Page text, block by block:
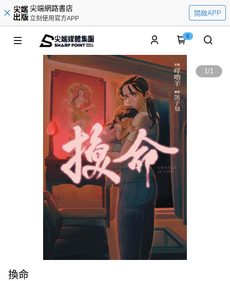
尖端網路書店
立刻使用官方APP
開啟APP
0
1/1
換命